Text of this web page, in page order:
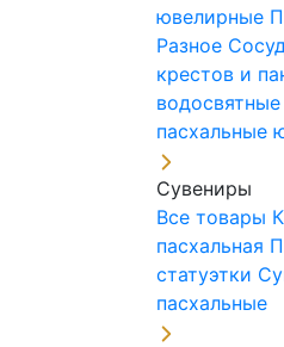
ювелирные
Разное
крестов и
пасхальные
Сувениры
Все товары
пасхальная
статуэтки
пасхальные